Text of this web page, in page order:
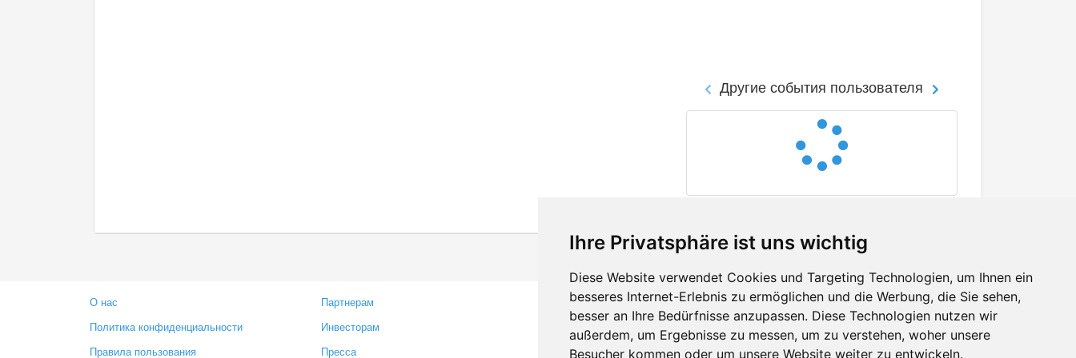
Ihre Privatsphäre ist uns wichtig
Diese Website verwendet Cookies und Targeting Technologien, um Ihnen ein
besseres Internet-Erlebnis zu ermöglichen und die Werbung, die Sie sehen,
besser an Ihre Bedürfnisse anzupassen. Diese Technologien nutzen wir
außerdem, um Ergebnisse zu messen, um zu verstehen, woher unsere
Besucher kommen oder um unsere Website weiter zu entwickeln.
Другие события пользователя
О нас
Политика конфиденциальности
Правила пользования
Партнерам
Инвесторам
Пресса
Контакты
Оставить отзыв
Сообщить об ошибке
Facebook
Twitter
YouTube